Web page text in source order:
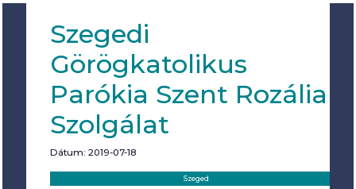
Szegedi
Görögkatolikus
Parókia Szent Rozália
Szolgálat
Dátum: 2019-07-18
Szeged